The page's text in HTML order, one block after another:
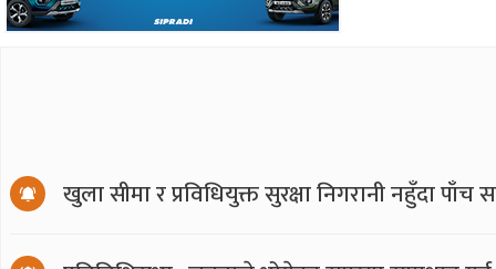
खुला सीमा र प्रविधियुक्त सुरक्षा निगरानी नहुँदा पाँच